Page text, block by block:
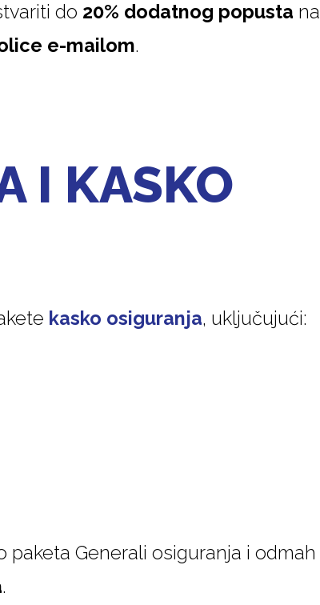
do 20% dodatnog popusta na
e-mailom.
I KASKO
kasko osiguranja, uključujući:
paketa Generali osiguranja i odmah
.